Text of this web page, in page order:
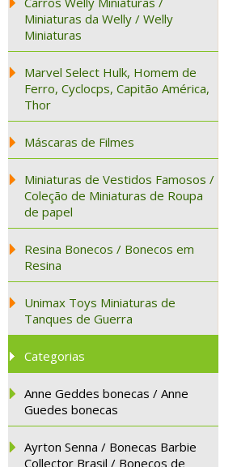
Miniaturas da Welly / Welly
Miniaturas
Marvel Select Hulk, Homem de
Ferro, Cyclocps, Capitão América,
Thor
Máscaras de Filmes
Miniaturas de Vestidos Famosos /
Coleção de Miniaturas de Roupa
de papel
Resina Bonecos / Bonecos em
Resina
Unimax Toys Miniaturas de
Tanques de Guerra
Categorias
Anne Geddes bonecas / Anne
Guedes bonecas
Ayrton Senna / Bonecas Barbie
Collector Brasil / Bonecos de